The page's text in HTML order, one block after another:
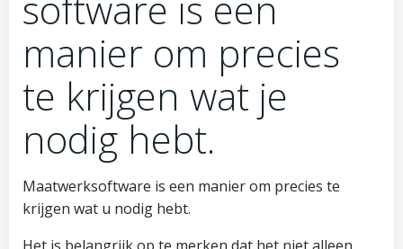
manier om precies
te krijgen wat je
nodig hebt.
Maatwerksoftware is een manier om precies te
krijgen wat u nodig hebt.